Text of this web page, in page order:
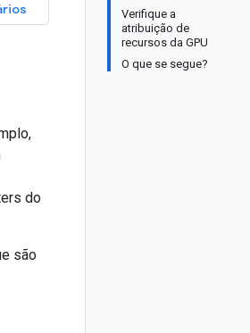
Verifique a
atribuição de
recursos da GPU
O que se segue?
do
são